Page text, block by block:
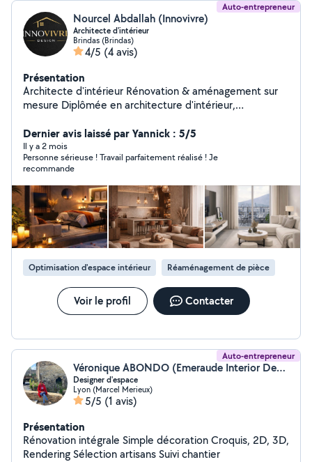
Auto-entrepreneur
Nourcel Abdallah (Innovivre)
Architecte d'intérieur
Brindas (Brindas)
4/5 (4 avis)
Présentation
Architecte d'intérieur Rénovation & aménagement sur
mesure Diplômée en architecture d'intérieur,
Optimisation & conception d'espaces Plans 2D / 3D
avec rendus réalistes Choix des matériaux et ambiances
Suivi de chantier Une solution clé en main, adaptée à
votre budget, pour un résultat fonctionnel, esthétique
et qui vous ressemble. Lyon et alentours Contactez-moi
pour un premier échange !
Dernier avis laissé par Yannick : 5/5
Il y a 2 mois
Personne sérieuse ! Travail parfaitement réalisé ! Je
recommande
Optimisation d'espace intérieur Réaménagement de pièce
Voir le profil Contacter
Auto-entrepreneur
Véronique ABONDO (Emeraude Interior Design)
Designer d'espace
Lyon (Marcel Merieux)
5/5 (1 avis)
Présentation
Rénovation intégrale Simple décoration Croquis, 2D, 3D,
Rendering Sélection artisans Suivi chantier